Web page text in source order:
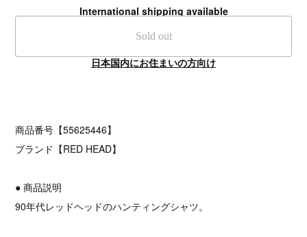
International shipping available
Sold out
日本国内にお住まいの方向け
商品番号【55625446】
ブランド【RED HEAD】
● 商品説明
90年代レッドヘッドのハンティングシャツ。